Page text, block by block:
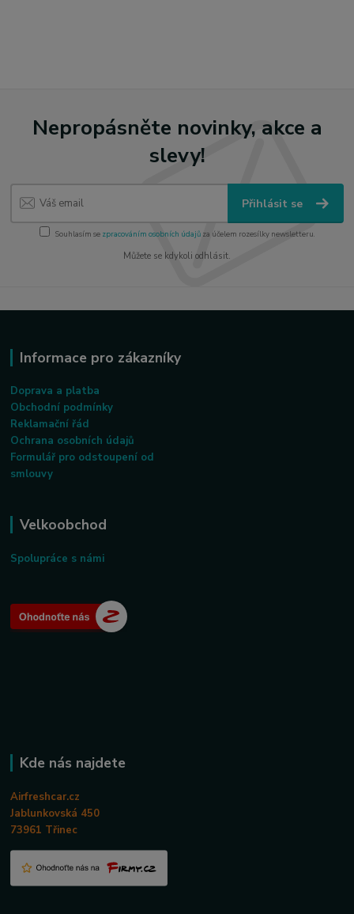
Nepropásněte novinky, akce a
slevy!
Přihlásit se
Souhlasím se zpracováním osobních údajůza účelem rozesílky newsletteru.
Můžete se kdykoli odhlásit.
Informace pro zákazníky
Doprava a platba
Obchodní podmínky
Reklamační řád
Ochrana osobních údajů
Formulář pro odstoupení od
smlouvy
Velkoobchod
Spolupráce s námi
Kde nás najdete
Airfreshcar.cz
Jablunkovská 450
73961 Třinec